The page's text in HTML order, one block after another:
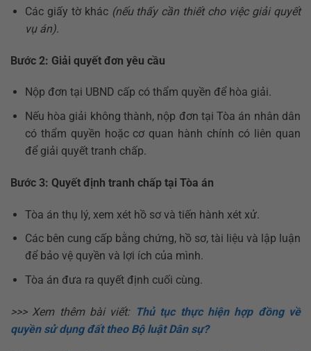
Các giấy tờ khác (nếu thấy cần thiết cho việc giải quyết
vụ án).
Bước 2: Giải quyết đơn yêu cầu
Nộp đơn tại UBND cấp có thẩm quyền để hòa giải.
Nếu hòa giải không thành, nộp đơn tại Tòa án nhân dân
có thẩm quyền hoặc cơ quan hành chính có liên quan
để giải quyết tranh chấp.
Bước 3: Quyết định tranh chấp tại Tòa án
Tòa án thụ lý, xem xét hồ sơ và tiến hành xét xử.
Các bên cung cấp bằng chứng, hồ sơ, tài liệu và lập luận
để bảo vệ quyền và lợi ích của mình.
Tòa án đưa ra quyết định cuối cùng.
>>> Xem thêm bài viết: Thủ tục thực hiện hợp đồng về
quyền sử dụng đất theo Bộ luật Dân sự?